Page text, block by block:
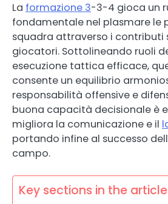
La formazione 3-3-4 gioca un
fondamentale nel plasmare le
squadra attraverso i contributi
giocatori. Sottolineando ruoli
esecuzione tattica efficace,
consente un equilibrio
responsabilità offensive e
buona capacità decisionale è
migliora la comunicazione e il
portando infine al successo
campo.
Key sections in the